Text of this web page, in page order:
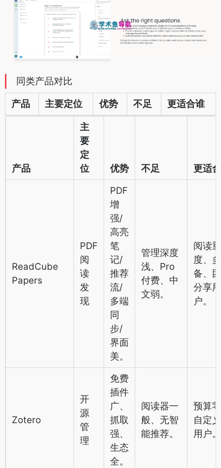
同类产品对比
产品
主要定位 优势 不足 更适合谁
产品
主
要
定
位
优势 不足 更适
ReadCube
Papers
PDF
阅
读
发
现
PDF
增
强/
高亮
笔
记/
推荐
流/
多端
同
步/
界面
美。
管理深度
浅、Pro
付费、中
文弱。
阅读重
度、
备、
分享用
户。
Zotero
开
源
管
理
免费
插件
广、
抓取
强、
生态
全。
阅读器一
般、无智
能推荐。
预算
自定
用户。